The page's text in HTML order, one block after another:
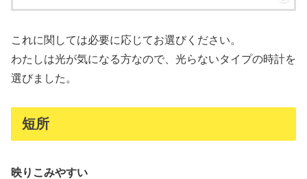
これに関しては必要に応じてお選びください。
わたしは光が気になる方なので、光らないタイプの時計を
選びました。
短所
映りこみやすい